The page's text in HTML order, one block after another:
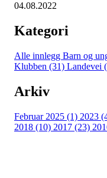
04.08.2022
Kategori
Alle innlegg Barn og
Klubben (31) Landevei
Arkiv
Februar 2025 (1) 2023
2018 (10) 2017 (23)